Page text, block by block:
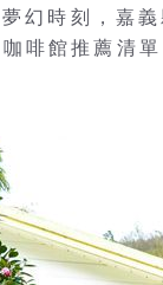
幻時刻，嘉
啡館推薦清